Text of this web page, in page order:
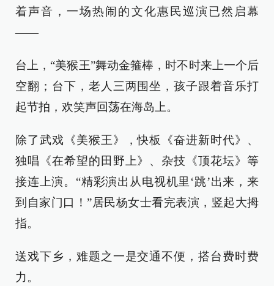
着声音，一场热闹的文化惠民巡演已然启幕
——
台上，“美猴王”舞动金箍棒，时不时来上一个后
空翻；台下，老人三两围坐，孩子跟着音乐打
起节拍，欢笑声回荡在海岛上。
除了武戏《美猴王》，快板《奋进新时代》、
独唱《在希望的田野上》、杂技《顶花坛》等
接连上演。“精彩演出从电视机里‘跳’出来，来
到自家门口！”居民杨女士看完表演，竖起大拇
指。
送戏下乡，难题之一是交通不便，搭台费时费
力。